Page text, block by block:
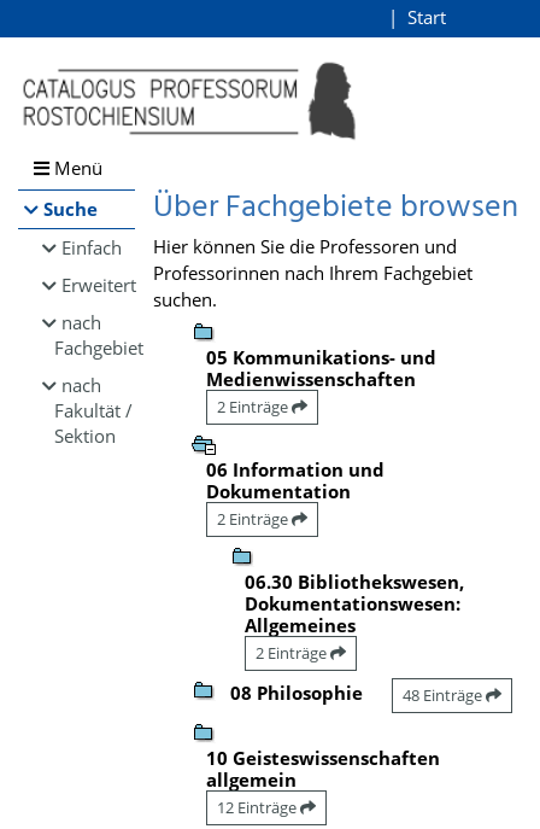
Browsen
direkt zum Inhalt
Start
Menü
Suche
Einfach
Erweitert
nach
Fachgebiet
nach
Fakultät /
Sektion
Über Fachgebiete browsen
Hier können Sie die Professoren und
Professorinnen nach Ihrem Fachgebiet
suchen.
05 Kommunikations- und
Medienwissenschaften
2 Einträge
06 Information und
Dokumentation
2 Einträge
06.30 Bibliothekswesen,
Dokumentationswesen:
Allgemeines
2 Einträge
08 Philosophie 48 Einträge
10 Geisteswissenschaften
allgemein
12 Einträge